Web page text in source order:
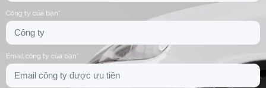
Công ty của bạn*
Email công ty của bạn*